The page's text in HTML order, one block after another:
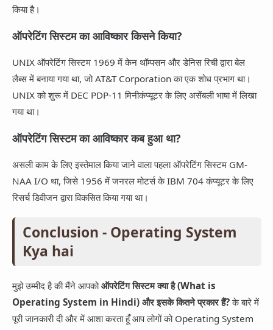
किया है।
ऑपरेटिंग सिस्टम का आविष्कार किसने किया?
UNIX ऑपरेटिंग सिस्टम 1969 में केन थॉम्पसन और डेनिस रिची द्वारा बेल
लैब्स में बनाया गया था, जो AT&T Corporation का एक शोध प्रभाग था।
UNIX को शुरू में DEC PDP-11 मिनीकंप्यूटर के लिए असेंबली भाषा में लिखा
गया था।
ऑपरेटिंग सिस्टम का आविष्कार कब हुआ था?
असली काम के लिए इस्तेमाल किया जाने वाला पहला ऑपरेटिंग सिस्टम GM-
NAA I/O था, जिसे 1956 में जनरल मोटर्स के IBM 704 कंप्यूटर के लिए
रिसर्च डिवीजन द्वारा विकसित किया गया था।
Conclusion - Operating System
Kya hai
मुझे उम्मीद है की मैंने आपकोऑपरेटिंग सिस्टम क्या है (What is
Operating System in Hindi) और इसके कितने प्रकार हैं?के बारे में
पूरी जानकारी दी और में आशा करता हूँ आप लोगों को Operating System